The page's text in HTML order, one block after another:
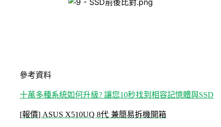
參考資料
十萬多種系統如何升級? 讓您10秒找到相容記憶體與SSD
[報價] ASUS X510UQ 8代 兼簡易拆機開箱